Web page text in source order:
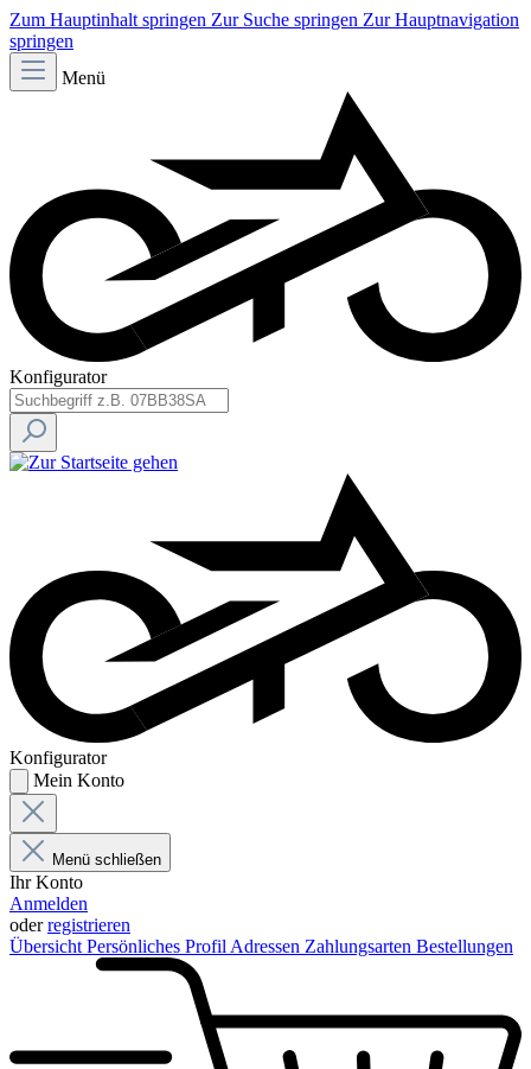
Zum Hauptinhalt springen Zur Suche springen Zur Hauptnavigation
springen
Menü
Konfigurator
Konfigurator
Mein Konto
Menü schließen
Ihr Konto
Anmelden
oderregistrieren
Übersicht Persönliches Profil Adressen Zahlungsarten Bestellungen